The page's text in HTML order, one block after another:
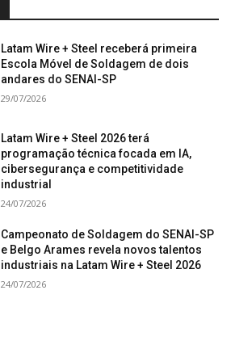
Latam Wire + Steel receberá primeira
Escola Móvel de Soldagem de dois
andares do SENAI-SP
29/07/2026
Latam Wire + Steel 2026 terá
programação técnica focada em IA,
cibersegurança e competitividade
industrial
24/07/2026
Campeonato de Soldagem do SENAI-SP
e Belgo Arames revela novos talentos
industriais na Latam Wire + Steel 2026
24/07/2026